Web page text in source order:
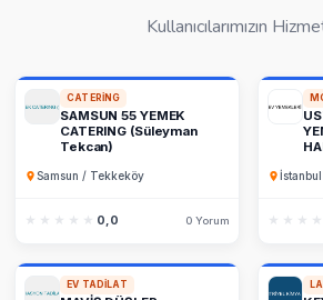
Kullanıcılarımızın
CATERING
SAMSUN 55 YEMEK
CATERING (Süleyman
Tekcan)
Samsun / Tekkeköy
★★★★★
★★★★★ 0,0 0 Yorum
EV TADILAT